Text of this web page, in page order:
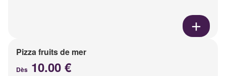
Pizza fruits de mer
Dès 10.00 €